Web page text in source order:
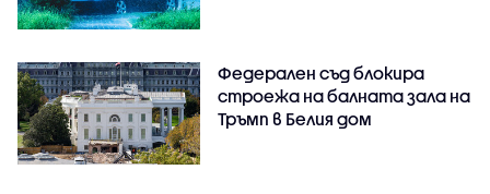
Федерален съд блокира
строежа на балната зала на
Тръмп в Белия дом